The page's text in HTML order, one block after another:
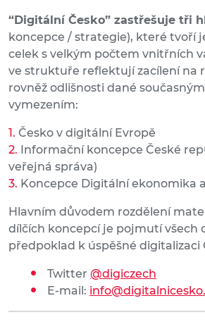
“Digitální Česko” zastřešuje tři
koncepce / strategie), které tvoří
celek s velkým počtem vnitřních
ve struktuře reflektují zacílení na
rovněž odlišnosti dané
vymezením:
Česko v digitální Evropě
Informační koncepce České
veřejná správa)
Koncepce Digitální ekonomika
Hlavním důvodem rozdělení
dílčích koncepcí je pojmutí všech
předpoklad k úspěšné digitalizaci
Twitter @digiczech
E-mail: